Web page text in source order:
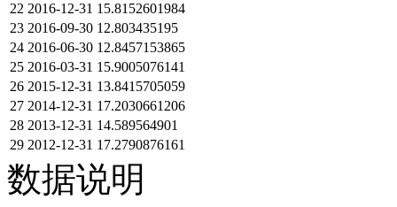
22 2016-12-31 15.8152601984
23 2016-09-30 12.803435195
24 2016-06-30 12.8457153865
25 2016-03-31 15.9005076141
26 2015-12-31 13.8415705059
27 2014-12-31 17.2030661206
28 2013-12-31 14.589564901
29 2012-12-31 17.2790876161
数据说明